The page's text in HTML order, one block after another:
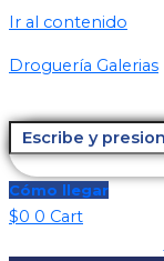
Ir al contenido
Droguería Galerias
Cómo llegar
$0 0 Cart